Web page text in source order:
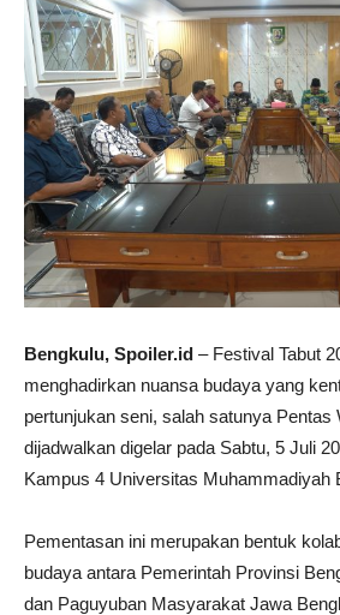
Bengkulu, Spoiler.id – Festival Tabut
menghadirkan nuansa budaya yang
pertunjukan seni, salah satunya Pentas
dijadwalkan digelar pada Sabtu, 5 Juli
Kampus 4 Universitas Muhammadiyah
Pementasan ini merupakan bentuk
budaya antara Pemerintah Provinsi
dan Paguyuban Masyarakat Jawa